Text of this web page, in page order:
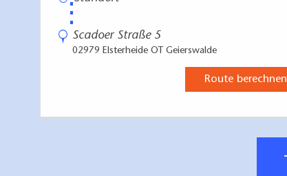
⋮
Scadoer Straße 5
02979 Elsterheide OT Geierswalde
Route berechnen